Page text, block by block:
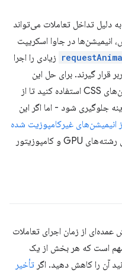
دلیل تداخل تعاملات می‌تواند
انیمیشن‌ها در جاوا اسکریپت
زیادی را اجرا
قرار گیرند. برای حل این
مشکل، هر زمان که ممکن است از انیمیشن‌های CSS استفاده کنید تا از
جلوگیری شود - اما اگر این
انیمیشن‌های غیرکامپوزیت شده
تا انیمیشن‌ها عمدتاً روی رشته‌های GPU و کامپوزیتور
از زمان اجرای تعاملات
مهم است که هر بخش از یک
آن را کاهش دهید. اگر تأخیر